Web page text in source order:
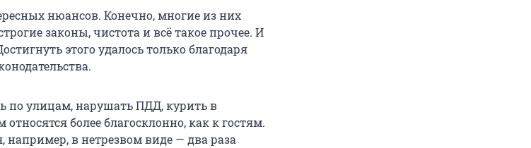
нюансов. Конечно, многие из них
законы, чистота и всё такое прочее. И
этого удалось только благодаря
по улицам, нарушать ПДД, курить в
более благосклонно, как к гостям.
например, в нетрезвом виде — два раза